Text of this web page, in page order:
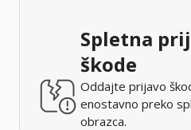
Spletna
škode
Oddajte prijavo
enostavno preko
obrazca.